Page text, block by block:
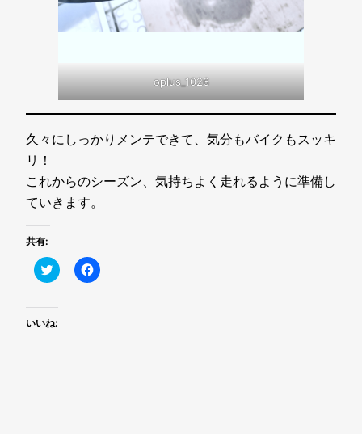
oplus_1026
久々にしっかりメンテできて、気分もバイクもスッキ
リ！
これからのシーズン、気持ちよく走れるように準備し
ていきます。
共有:
Click
to
Twitter
(新
し
Facebook
で
いいね: